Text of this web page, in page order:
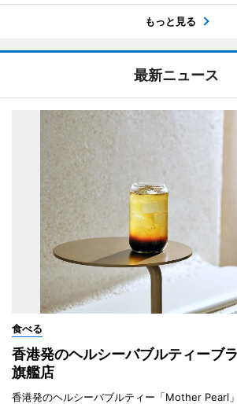
もっと見る
最新ニュース
食べる
香港発のヘルシーバブルティーブ
旗艦店
香港発のヘルシーバブルティー「Mother Pearl